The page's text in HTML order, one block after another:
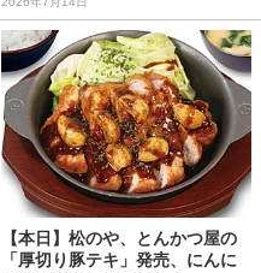
【本日】松のや、とんかつ屋の
「厚切り豚テキ」発売、にんに